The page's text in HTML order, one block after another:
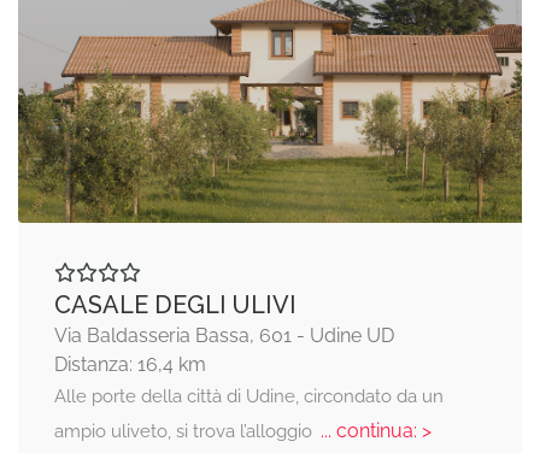
CASALE DEGLI ULIVI
Via Baldasseria Bassa, 601 - Udine UD
Distanza: 16,4 km
Alle porte della città di Udine, circondato da un
ampio uliveto, si trova l’alloggio... continua: >